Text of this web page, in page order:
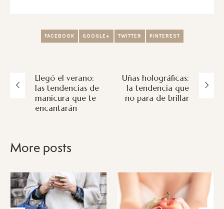
FACEBOOK GOOGLE+ TWITTER PINTEREST
Llegó el verano:
las tendencias de
manicura que te
encantarán
Uñas holográficas:
la tendencia que
no para de brillar
More posts